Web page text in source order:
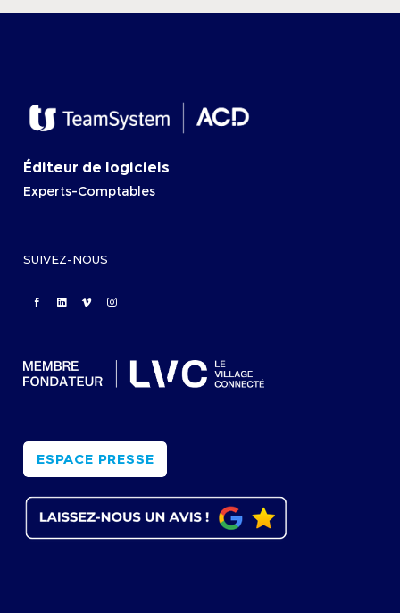
Éditeur de logiciels
Experts-Comptables
SUIVEZ-NOUS
ESPACE PRESSE